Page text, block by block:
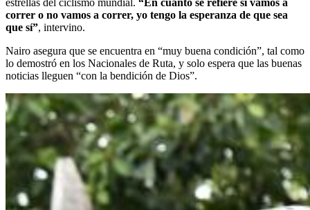
correr o no vamos a correr, yo tengo la esperanza de que sea
que sí”, intervino.
Nairo asegura que se encuentra en “muy buena condición”, tal como
lo demostró en los Nacionales de Ruta, y solo espera que las buenas
noticias lleguen “con la bendición de Dios”.